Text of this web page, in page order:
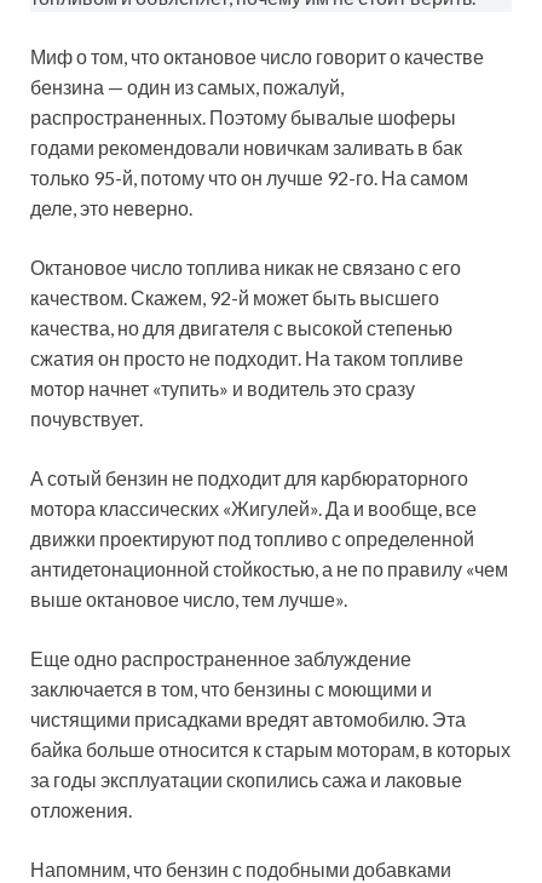
Миф о том, что октановое число говорит о качестве
бензина — один из самых, пожалуй,
распространенных. Поэтому бывалые шоферы
годами рекомендовали новичкам заливать в бак
только 95-й, потому что он лучше 92-го. На самом
деле, это неверно.
Октановое число топлива никак не связано с его
качеством. Скажем, 92-й может быть высшего
качества, но для двигателя с высокой степенью
сжатия он просто не подходит. На таком топливе
мотор начнет «тупить» и водитель это сразу
почувствует.
А сотый бензин не подходит для карбюраторного
мотора классических «Жигулей». Да и вообще, все
движки проектируют под топливо с определенной
антидетонационной стойкостью, а не по правилу «чем
выше октановое число, тем лучше».
Еще одно распространенное заблуждение
заключается в том, что бензины с моющими и
чистящими присадками вредят автомобилю. Эта
байка больше относится к старым моторам, в которых
за годы эксплуатации скопились сажа и лаковые
отложения.
Напомним, что бензин с подобными добавками